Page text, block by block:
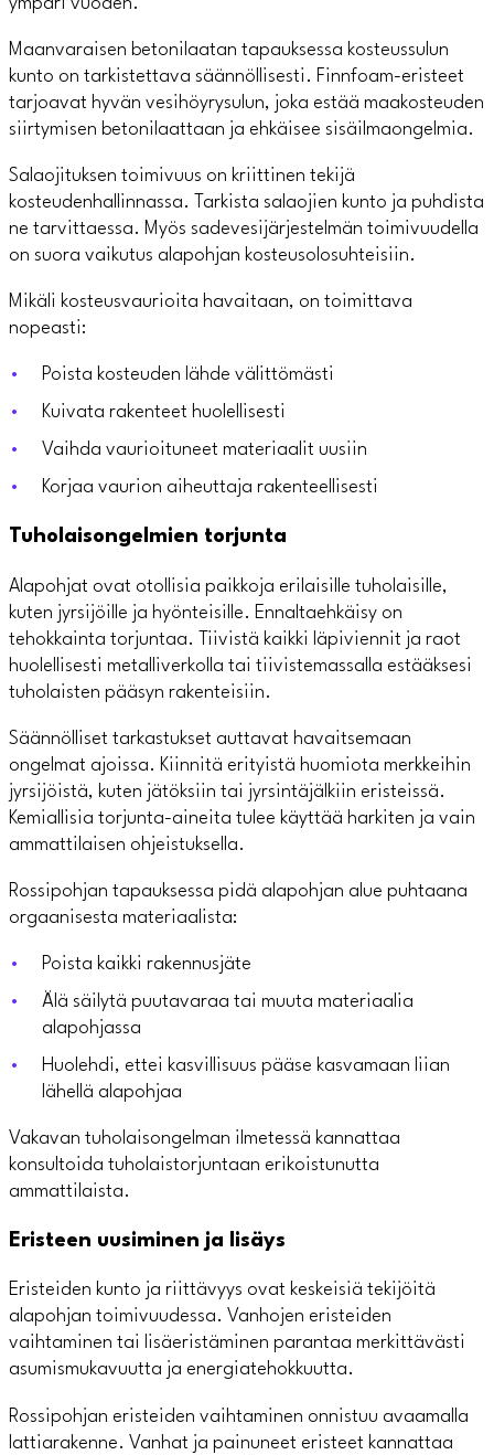
Maanvaraisen betonilaatan tapauksessa kosteussulun
kunto on tarkistettava säännöllisesti. Finnfoam-eristeet
tarjoavat hyvän vesihöyrysulun, joka estää maakosteuden
siirtymisen betonilaattaan ja ehkäisee sisäilmaongelmia.
Salaojituksen toimivuus on kriittinen tekijä
kosteudenhallinnassa. Tarkista salaojien kunto ja puhdista
ne tarvittaessa. Myös sadevesijärjestelmän toimivuudella
on suora vaikutus alapohjan kosteusolosuhteisiin.
Mikäli kosteusvaurioita havaitaan, on toimittava
nopeasti:
Poista kosteuden lähde välittömästi
Kuivata rakenteet huolellisesti
Vaihda vaurioituneet materiaalit uusiin
Korjaa vaurion aiheuttaja rakenteellisesti
Tuholaisongelmien torjunta
Alapohjat ovat otollisia paikkoja erilaisille tuholaisille,
kuten jyrsijöille ja hyönteisille. Ennaltaehkäisy on
tehokkainta torjuntaa. Tiivistä kaikki läpiviennit ja raot
huolellisesti metalliverkolla tai tiivistemassalla estääksesi
tuholaisten pääsyn rakenteisiin.
Säännölliset tarkastukset auttavat havaitsemaan
ongelmat ajoissa. Kiinnitä erityistä huomiota merkkeihin
jyrsijöistä, kuten jätöksiin tai jyrsintäjälkiin eristeissä.
Kemiallisia torjunta-aineita tulee käyttää harkiten ja vain
ammattilaisen ohjeistuksella.
Rossipohjan tapauksessa pidä alapohjan alue puhtaana
orgaanisesta materiaalista:
Poista kaikki rakennusjäte
Älä säilytä puutavaraa tai muuta materiaalia
alapohjassa
Huolehdi, ettei kasvillisuus pääse kasvamaan liian
lähellä alapohjaa
Vakavan tuholaisongelman ilmetessä kannattaa
konsultoida tuholaistorjuntaan erikoistunutta
ammattilaista.
Eristeen uusiminen ja lisäys
Eristeiden kunto ja riittävyys ovat keskeisiä tekijöitä
alapohjan toimivuudessa. Vanhojen eristeiden
vaihtaminen tai lisäeristäminen parantaa merkittävästi
asumismukavuutta ja energiatehokkuutta.
Rossipohjan eristeiden vaihtaminen onnistuu avaamalla
lattiarakenne. Vanhat ja painuneet eristeet kannattaa